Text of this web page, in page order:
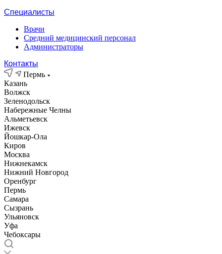
Специалисты
Врачи
Средний медицинский персонал
Администраторы
Контакты
Пермь
Казань
Волжск
Зеленодольск
Набережные Челны
Альметьевск
Ижевск
Йошкар-Ола
Киров
Москва
Нижнекамск
Нижний Новгород
Оренбург
Пермь
Самара
Сызрань
Ульяновск
Уфа
Чебоксары